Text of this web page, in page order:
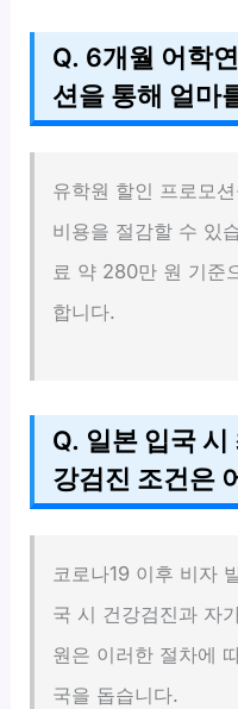
Q. 6개월 어학
션을 통해 얼마
유학원 할인 프로모
비용을 절감할 수 있
료 약 280만 원 기준
합니다.
Q. 일본 입국 시
강검진 조건은
코로나19 이후 비자
국 시 건강검진과 자
원은 이러한 절차에
국을 돕습니다.